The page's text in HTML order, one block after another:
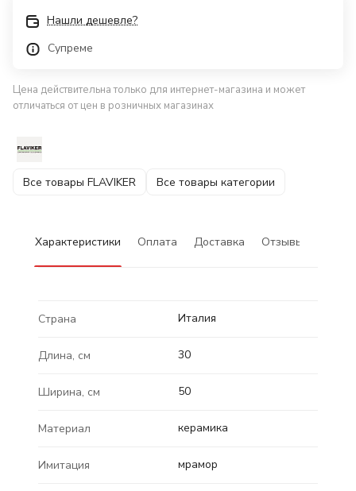
Нашли дешевле?
Супреме
Цена действительна только для интернет-магазина и может
отличаться от цен в розничных магазинах
Все товары FLAVIKER Все товары категории
Характеристики Оплата Доставка Отзывы
Страна Италия
Длина, см 30
Ширина, см 50
Материал керамика
Имитация мрамор